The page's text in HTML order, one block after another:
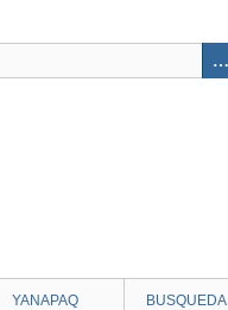
YANAPAQ BUSQUEDA